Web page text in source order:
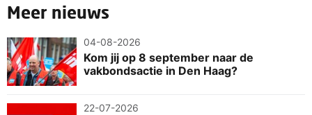
Meer nieuws
04-08-2026
Kom jij op 8 september naar de
vakbondsactie in Den Haag?
22-07-2026